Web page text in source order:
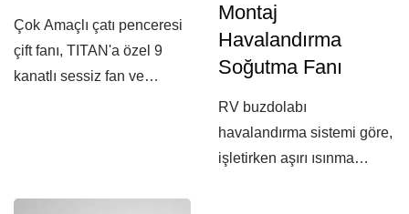
Çok Amaçlı çatı penceresi
çift fanı, TITAN'a özel 9
kanatlı sessiz fan ve
Montaj
Havalandırma
Soğutma Fanı
RV buzdolabı
havalandırma sistemi göre,
işletirken aşırı ısınma